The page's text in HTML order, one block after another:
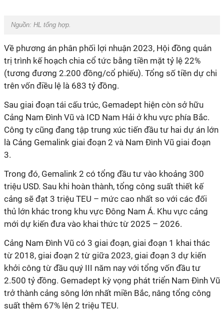
Nguồn: HL tổng hợp.
Về phương án phân phối lợi nhuận 2023, Hội đồng quản
trị trình kế hoạch chia cổ tức bằng tiền mặt tỷ lệ 22%
(tương đương 2.200 đồng/cổ phiếu). Tổng số tiền dự chi
trên vốn điều lệ là 683 tỷ đồng.
Sau giai đoạn tái cấu trúc, Gemadept hiện còn sở hữu
Cảng Nam Đình Vũ và ICD Nam Hải ở khu vực phía Bắc.
Công ty cũng đang tập trung xúc tiến đầu tư hai dự án lớn
là Cảng Gemalink giai đoạn 2 và Nam Đình Vũ giai đoạn
3.
Trong đó, Gemalink 2 có tổng đầu tư vào khoảng 300
triệu USD. Sau khi hoàn thành, tổng công suất thiết kế
cảng sẽ đạt 3 triệu TEU – mức cao nhất so với các đối
thủ lớn khác trong khu vực Đông Nam Á. Khu vực cảng
mới dự kiến đưa vào khai thức từ 2025 – 2026.
Cảng Nam Đình Vũ có 3 giai đoạn, giai đoạn 1 khai thác
từ 2018, giai đoạn 2 từ giữa 2023, giai đoạn 3 dự kiến
khởi công từ đầu quý III năm nay với tổng vốn đầu tư
2.500 tỷ đồng. Gemadept kỳ vọng phát triển Nam Đình Vũ
trở thành cảng sông lớn nhất miền Bắc, nâng tổng công
suất thêm 67% lên 2 triệu TEU.